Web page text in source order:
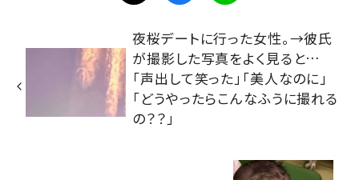
夜桜デートに行った女性。→彼氏
が撮影した写真をよく見ると…
「声出して笑った」「美人なのに」
「どうやったらこんなふうに撮れる
の？？」